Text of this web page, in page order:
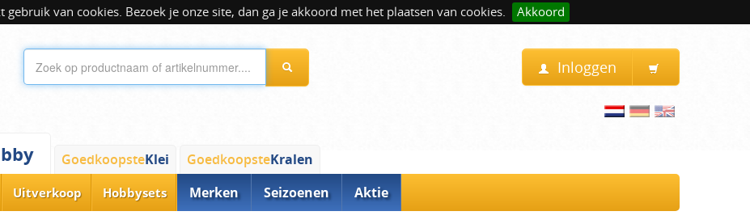
van cookies. Bezoek je onze site, dan ga je akkoord met het plaatsen van cookies. Akkoord
Inloggen
GoedkoopsteKlei GoedkoopsteKralen
Uitverkoop Hobbysets Merken Seizoenen Aktie